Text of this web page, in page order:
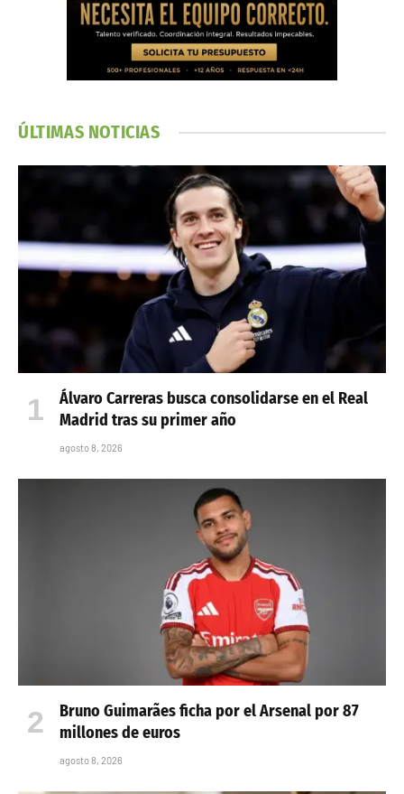
ÚLTIMAS NOTICIAS
Álvaro Carreras busca consolidarse en el Real
Madrid tras su primer año
agosto 8, 2026
Bruno Guimarães ficha por el Arsenal por 87
millones de euros
agosto 8, 2026